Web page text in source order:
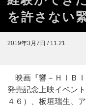
を許さない
2019年3月7日 / 11:21
映画『響－ＨＩＢ
発売記念上映イベン
４６）、板垣瑞生、